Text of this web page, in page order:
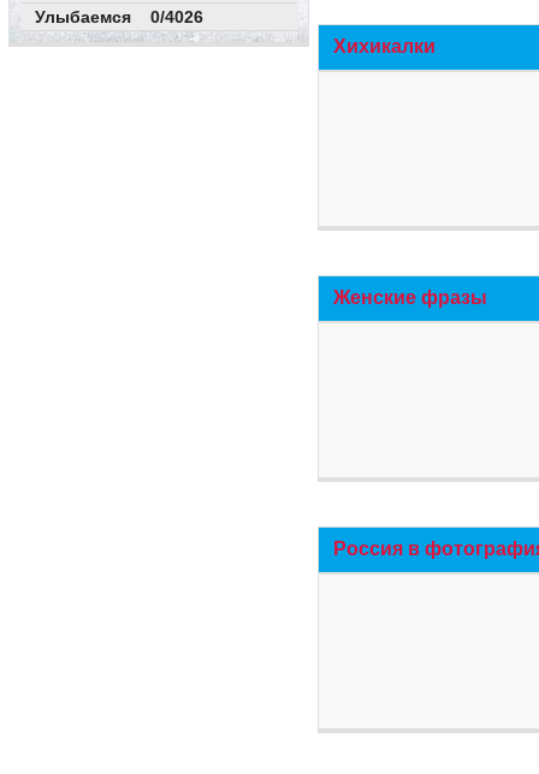
Улыбаемся 0/4026
Хихикалки
Женские фразы
Россия в